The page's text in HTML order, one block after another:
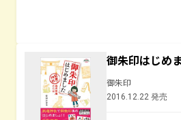
御朱印はじめ
御朱印
2016.12.22 発売